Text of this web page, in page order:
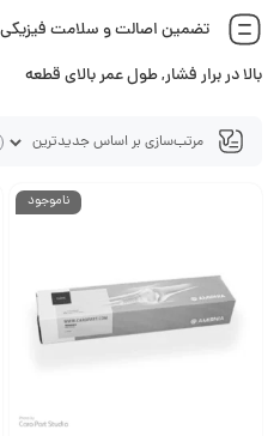
تضمین اصالت و سلامت فیزیکی
بالا در برار فشار, طول عمر بالای قطعه
ناموجود